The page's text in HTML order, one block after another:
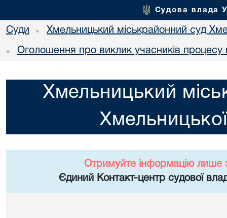
Судова влада
Суди • Хмельницький міськрайонний суд
• Оголошення про виклик учасників процесу
Хмельницький
Отримуйте інформацію лише
Єдиний Контакт-центр судової